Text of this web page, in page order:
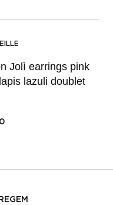
Jolì earrings pink
lazuli doublet